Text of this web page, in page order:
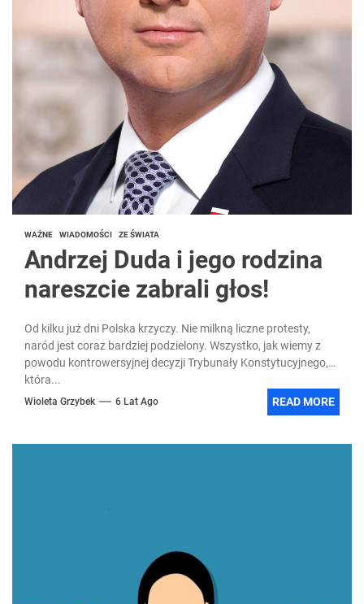
WAŻNE WIADOMOŚCI ZE ŚWIATA
Andrzej Duda i jego rodzina
nareszcie zabrali głos!
Od kilku już dni Polska krzyczy. Nie milkną liczne protesty,
naród jest coraz bardziej podzielony. Wszystko, jak wiemy z
powodu kontrowersyjnej decyzji Trybunały Konstytucyjnego,
która...
Wioleta Grzybek 6 Lat Ago READ MORE